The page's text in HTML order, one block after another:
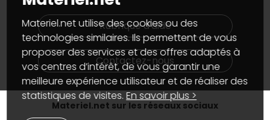
Notre démarche écologique
Materiel.net recrute
Notre programme d'affiliation
Partenariat & Sponsoring
Plan du site
Nos marques
Conditions générales de vente
Marketplace
Informations légales
Données personnellesetcookies
Gérer vos cookies
Accessibilité : non conforme
Rubrique d'aide
Contactez-nous
Materiel.net sur les réseaux sociaux
Materiel.net utilise des cookies ou des
technologies similaires. Ils permettent de vous
proposer des services et des offres adaptés à
vos centres d’intérêt, de vous garantir une
meilleure expérience utilisateur et de réaliser des
statistiques de visites.En savoir plus >